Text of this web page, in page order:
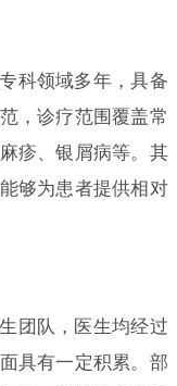
科领域多年，具备
，诊疗范围覆盖常
疹、银屑病等。其
够为患者提供相对
团队，医生均经过
具有一定积累。部